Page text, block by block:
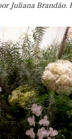
Juliana Brandão.